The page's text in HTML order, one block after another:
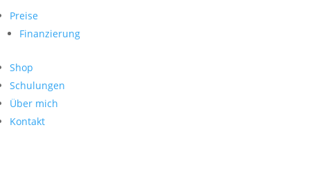
Preise
Finanzierung
Shop
Schulungen
Über mich
Kontakt
WordPress.org
Search
nach:
Archive
Kontakt
Impressum
Datenschutz